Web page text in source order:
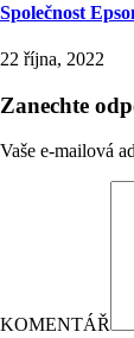
Společnost
22 října, 2022
Zanechte
Vaše e-mailová
KOMENTÁŘ